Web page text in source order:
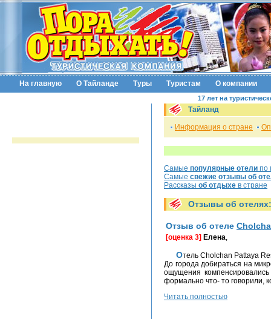
На главную О Тайланде Туры Туристам О компании
17 лет на
Тайланд
Информация о стране
Самые популярные отели по
Самые свежие отзывы об
Рассказы об отдыхе в стране
Отзывы об отелях:
Отзыв об отеле
[оценка 3] Елена,
Отель Cholchan Pattaya
До города добираться на
ощущения
формально что- то говорили,
Читать полностью